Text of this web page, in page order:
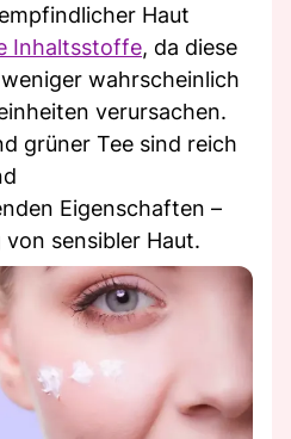
Haut
Inhaltsstoffe, da diese
wahrscheinlich
verursachen.
grüner Tee sind reich
Eigenschaften –
sensibler Haut.